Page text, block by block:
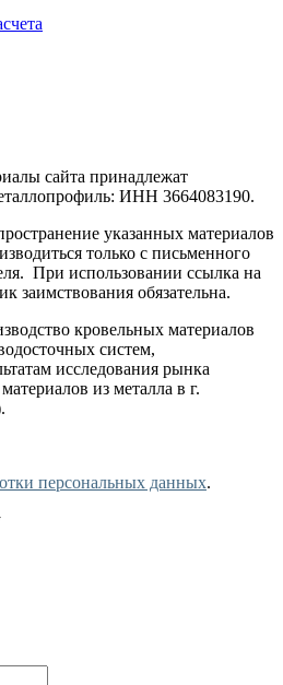
сайта принадлежат
ИНН 3664083190.
указанных материалов
только с письменного
При использовании ссылка на
заимствования обязательна.
кровельных материалов
систем,
исследования рынка
из металла в г.
персональных данных.